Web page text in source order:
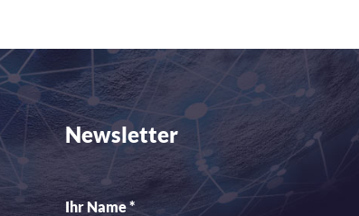
Newsletter
Ihr Name*